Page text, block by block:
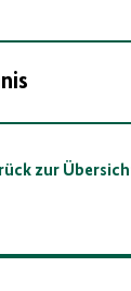
zur